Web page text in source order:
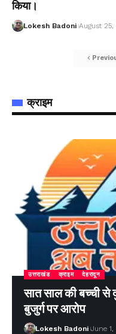
किया।
Lokesh Badoni August
क्राइम
उत्तराखंड क्राइम देहरादून
सात साल की बच्ची से
बुजुर्ग पर आरोप
Lokesh Badoni June